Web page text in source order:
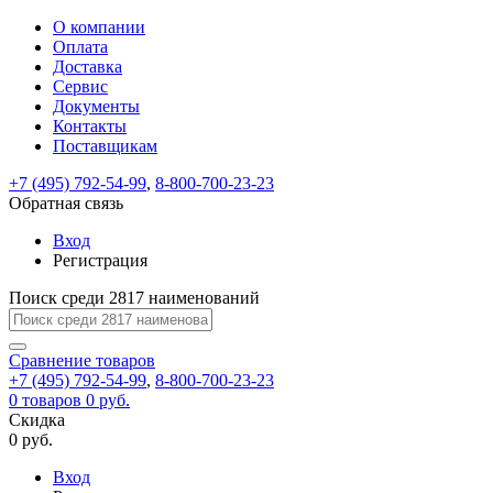
ВходРегистрация
Только
test@example.com
отправлена
по
ней
для
регистрации.
Ок
Только
Запомнить
меня
Забыли
Восстановление
пароля
Заполните
форму.
Мы
отправим
ссылку
на
указанный
электронный
адрес,
перейдя
по
которой
вы
новый
На
вашу
test@test.ru
отправлена
ссылка.
Перейдите
по
для
смены
пароля.
Введите
новый
пароль
Сменить
Пароль
успешно
Войти
Обратная
связь
Сообщение
пользовательского
соглашения
Ваше
сообщение
успешно
О компании
Оплата
Доставка
Сервис
Документы
Контакты
Поставщикам
+7 (495) 792-54-99, 8-800-700-23-23
Обратная связь
Вход
Регистрация
Поиск среди 2817 наименований
Сравнение товаров
+7 (495) 792-54-99, 8-800-700-23-23
0 товаров 0 руб.
Скидка
0 руб.
Вход